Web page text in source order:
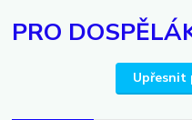
PRO
Upřesnit